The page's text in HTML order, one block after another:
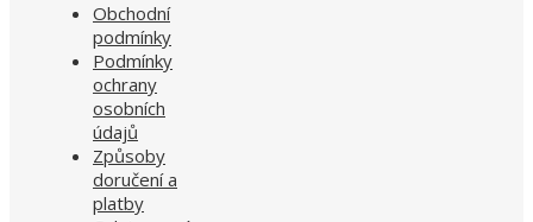
Obchodní
podmínky
Podmínky
ochrany
osobních
údajů
Způsoby
doručení a
platby